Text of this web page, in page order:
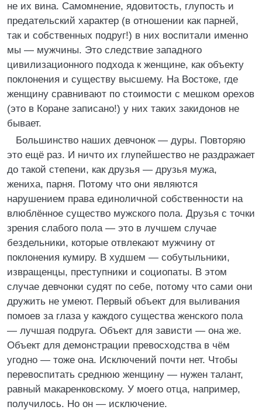
не их вина. Самомнение, ядовитость, глупость и
предательский характер (в отношении как парней,
так и собственных подруг!) в них воспитали именно
мы — мужчины. Это следствие западного
цивилизационного подхода к женщине, как объекту
поклонения и существу высшему. На Востоке, где
женщину сравнивают по стоимости с мешком орехов
(это в Коране записано!) у них таких закидонов не
бывает.
Большинство наших девчонок — дуры. Повторяю
это ещё раз. И ничто их глупейшество не раздражает
до такой степени, как друзья — друзья мужа,
жениха, парня. Потому что они являются
нарушением права единоличной собственности на
влюблённое существо мужского пола. Друзья с точки
зрения слабого пола — это в лучшем случае
бездельники, которые отвлекают мужчину от
поклонения кумиру. В худшем — собутыльники,
извращенцы, преступники и социопаты. В этом
случае девчонки судят по себе, потому что сами они
дружить не умеют. Первый объект для выливания
помоев за глаза у каждого существа женского пола
— лучшая подруга. Объект для зависти — она же.
Объект для демонстрации превосходства в чём
угодно — тоже она. Исключений почти нет. Чтобы
перевоспитать среднюю женщину — нужен талант,
равный макаренковскому. У моего отца, например,
получилось. Но он — исключение.